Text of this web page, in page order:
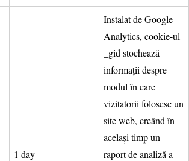
1 day
Instalat de Google
Analytics, cookie-ul
_gid stochează
informații despre
modul în care
vizitatorii folosesc un
site web, creând în
același timp un
raport de analiză a